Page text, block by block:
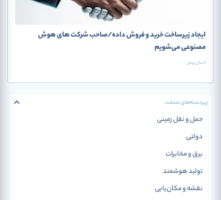
ایجاد زیرساخت خرید و فروش داده/صاحب شرکت های هوش
مصنوعی می‌شویم
2 سال پیش
زیردسته‌‌های صنعت
حمل و نقل زمینی
دولتی
برق و مخابرات
تولید هوشمند
نقشه و مکان‌یابی